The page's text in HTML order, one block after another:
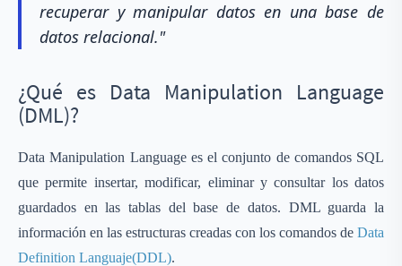
recuperar y manipular datos en una base de
datos relacional."
¿Qué es Data Manipulation Language
(DML)?
Data Manipulation Language es el conjunto de comandos SQL
que permite insertar, modificar, eliminar y consultar los datos
guardados en las tablas del base de datos. DML guarda la
información en las estructuras creadas con los comandos de Data
Definition Languaje(DDL).